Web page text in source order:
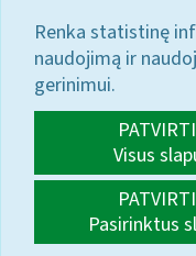
Renka statistinę
naudojimą ir
gerinimui.
Visus
Pasirinktus